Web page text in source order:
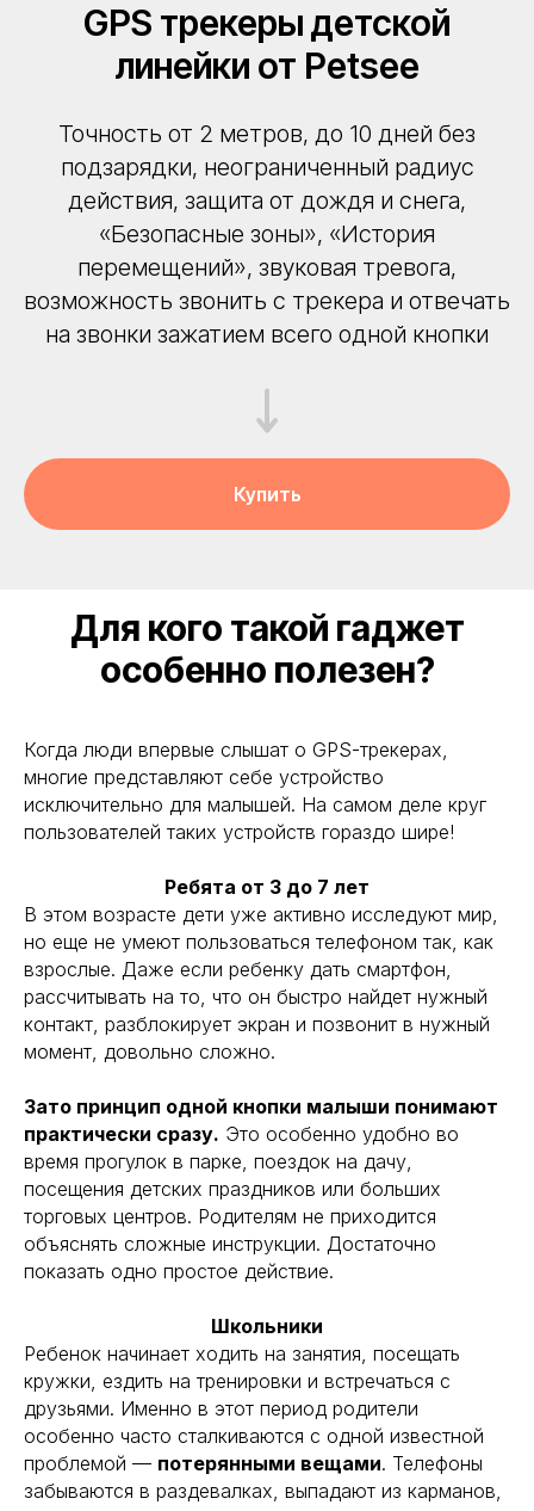
GPS трекеры детской
линейки от Petsee
Точность от 2 метров, до 10 дней без
подзарядки, неограниченный радиус
действия, защита от дождя и снега,
«Безопасные зоны», «История
перемещений», звуковая тревога,
возможность звонить с трекера и отвечать
на звонки зажатием всего одной кнопки
Купить
Для кого такой гаджет
особенно полезен?
Когда люди впервые слышат о GPS-трекерах,
многие представляют себе устройство
исключительно для малышей. На самом деле круг
пользователей таких устройств гораздо шире!
Ребята от 3 до 7 лет
В этом возрасте дети уже активно исследуют мир,
но еще не умеют пользоваться телефоном так, как
взрослые. Даже если ребенку дать смартфон,
рассчитывать на то, что он быстро найдет нужный
контакт, разблокирует экран и позвонит в нужный
момент, довольно сложно.
Зато принцип одной кнопки малыши понимают
практически сразу. Это особенно удобно во
время прогулок в парке, поездок на дачу,
посещения детских праздников или больших
торговых центров. Родителям не приходится
объяснять сложные инструкции. Достаточно
показать одно простое действие.
Школьники
Ребенок начинает ходить на занятия, посещать
кружки, ездить на тренировки и встречаться с
друзьями. Именно в этот период родители
особенно часто сталкиваются с одной известной
проблемой — потерянными вещами. Телефоны
забываются в раздевалках, выпадают из карманов,